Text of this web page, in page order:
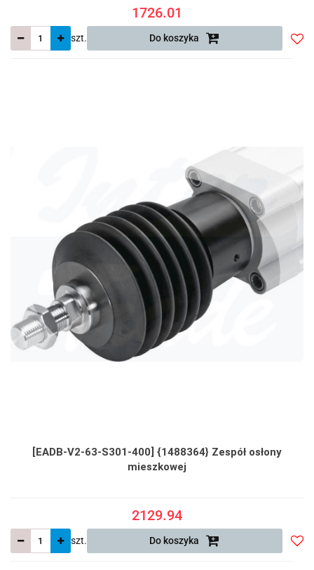
1726.01
szt. Do koszyka
[EADB-V2-63-S301-400] {1488364} Zespół osłony
mieszkowej
2129.94
szt. Do koszyka